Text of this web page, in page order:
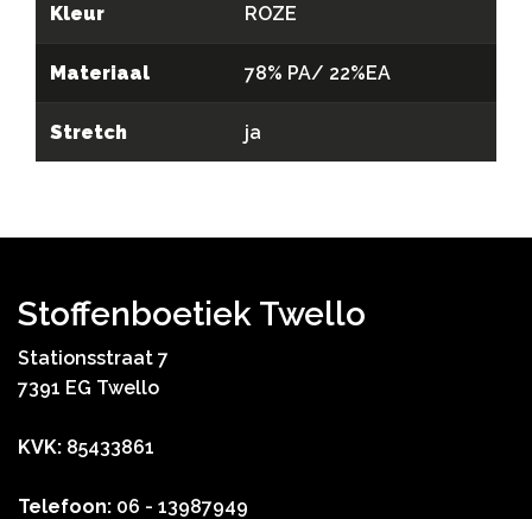
Kleur ROZE
Materiaal 78% PA/ 22%EA
Stretch ja
Stoffenboetiek Twello
Stationsstraat 7
7391 EG Twello
KVK: 85433861
Telefoon: 06 - 13987949